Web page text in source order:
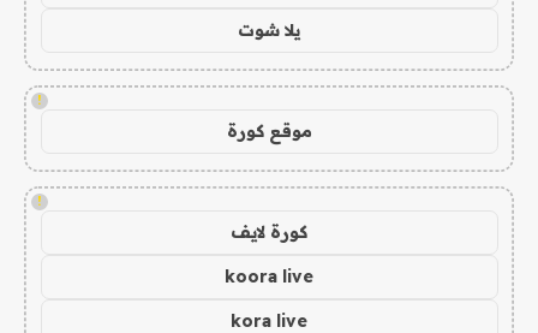
يلا شوت
!
موقع كورة
!
كورة لايف
koora live
kora live